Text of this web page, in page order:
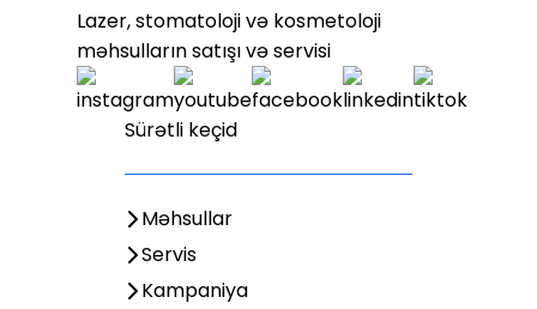
Lazer, stomatoloji və kosmetoloji
məhsulların satışı və servisi
Sürətli keçid
Məhsullar
Servis
Kampaniya